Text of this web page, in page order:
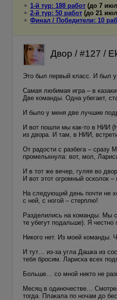
1-й тур: 188 работ (до 7
2-й тур: 50 работ (до 21
Финал / Победители: 10
Двор / #127 /
Это был первый класс. И был
Самая любимая игра – в
Две команды. Одна убегает,
И было у меня две лучшие
И вот пошли мы как-то в НИИ
из двора. И там, в НИИ,
От радости с разбега –
промелькнула: вот, мол,
И в тот же вечер, гуляя во
И вот этот огромный осколок
На следующий день почти не
с ней, с ногой – стерплю!
Разделились на команды. Мы
те убегут подальше). Я честно
Никого нет. Из моей команды.
И тут… из-за угла Дашка из
тебя бросим. Лариска всех
Больше… со мной никто не
Месяц в одиночестве…
тогда. Плакала по ночам до